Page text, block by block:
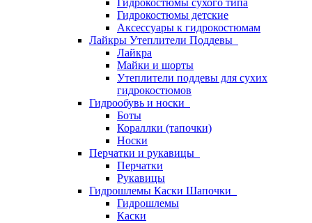
Гидрокостюмы сухого типа
Гидрокостюмы детские
Аксессуары к гидрокостюмам
Лайкры Утеплители Поддевы
Лайкра
Майки и шорты
Утеплители поддевы для сухих
гидрокостюмов
Гидрообувь и носки
Боты
Кораллки (тапочки)
Носки
Перчатки и рукавицы
Перчатки
Рукавицы
Гидрошлемы Каски Шапочки
Гидрошлемы
Каски